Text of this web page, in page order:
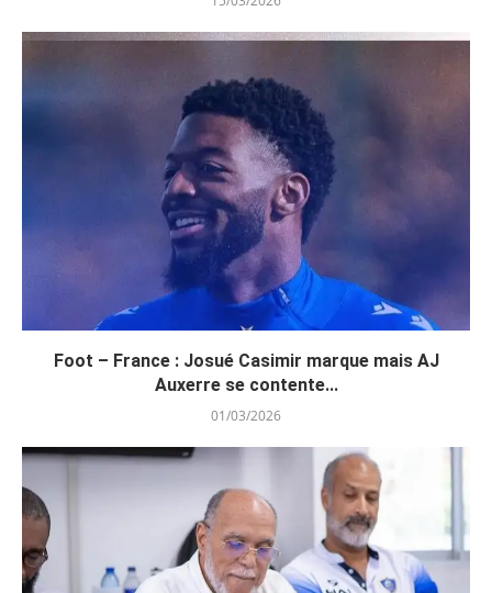
Foot – France : Josué Casimir marque mais AJ
Auxerre se contente...
01/03/2026